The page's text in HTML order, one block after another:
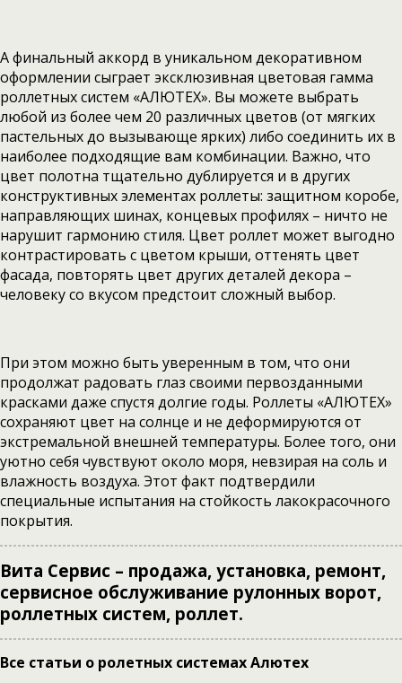
А финальный аккорд в уникальном декоративном
оформлении сыграет эксклюзивная цветовая гамма
роллетных систем «АЛЮТЕХ». Вы можете выбрать
любой из более чем 20 различных цветов (от мягких
пастельных до вызывающе ярких) либо соединить их в
наиболее подходящие вам комбинации. Важно, что
цвет полотна тщательно дублируется и в других
конструктивных элементах роллеты: защитном коробе,
направляющих шинах, концевых профилях – ничто не
нарушит гармонию стиля. Цвет роллет может выгодно
контрастировать с цветом крыши, оттенять цвет
фасада, повторять цвет других деталей декора –
человеку со вкусом предстоит сложный выбор.
При этом можно быть уверенным в том, что они
продолжат радовать глаз своими первозданными
красками даже спустя долгие годы. Роллеты «АЛЮТЕХ»
сохраняют цвет на солнце и не деформируются от
экстремальной внешней температуры. Более того, они
уютно себя чувствуют около моря, невзирая на соль и
влажность воздуха. Этот факт подтвердили
специальные испытания на стойкость лакокрасочного
покрытия.
Вита Сервис – продажа, установка, ремонт,
сервисное обслуживание рулонных ворот,
роллетных систем, роллет.
Все статьи о ролетных системах Алютех